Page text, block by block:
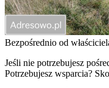
Bezpośrednio od
Jeśli nie potrzebujesz
Potrzebujesz wsparcia?